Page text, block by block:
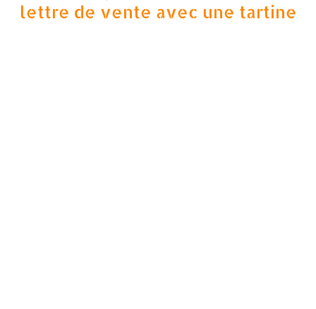
lettre de vente avec une tartine